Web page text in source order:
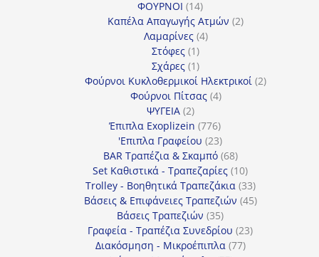
ΦΟΥΡΝΟΙ 1414
προϊόντα
Καπέλα Απαγωγής Ατμών 22
Λαμαρίνες 44
Στόφες 11
προϊόν
Σχάρες 11
προϊόν
Φούρνοι Κυκλοθερμικοί Ηλεκτρικοί 22
Φούρνοι Πίτσας 44
ΨΥΓΕΙΑ 22
προϊόντα
Έπιπλα Exoplizein 776776
προϊόντα
'Επιπλα Γραφείου 2323
προϊόντα
BAR Τραπέζια & Σκαμπό 6868
προϊόντα
Set Καθιστικά - Τραπεζαρίες 1010
προϊόντα
Trolley - Βοηθητικά Τραπεζάκια 3333
προϊόντα
Βάσεις & Επιφάνειες Τραπεζιών 4545
Βάσεις Τραπεζιών 3535
προϊόντα
Γραφεία - Τραπέζια Συνεδρίου 2323
Διακόσμηση - Μικροέπιπλα 7777